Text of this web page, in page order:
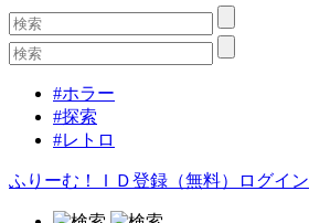
#ホラー
#探索
#レトロ
ふりーむ！ＩＤ登録（無料） ログイン